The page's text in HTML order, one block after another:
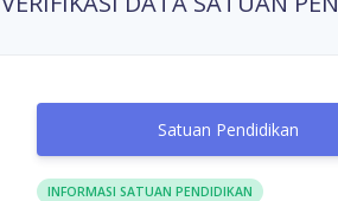
Satuan Pendidikan
INFORMASI SATUAN PENDIDIKAN